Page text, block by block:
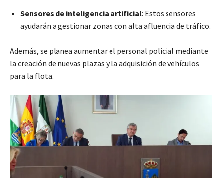
Sensores de inteligencia artificial: Estos sensores
ayudarán a gestionar zonas con alta afluencia de tráfico.
Además, se planea aumentar el personal policial mediante
la creación de nuevas plazas y la adquisición de vehículos
para la flota.